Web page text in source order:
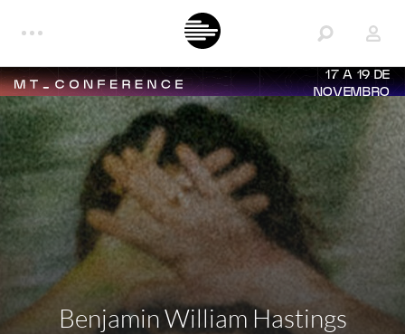
17 A 19 DE
NOVEMBRO
Benjamin William Hastings